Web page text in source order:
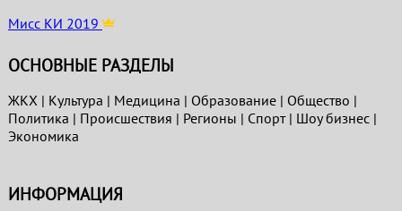
Мисс КИ 2019
ОСНОВНЫЕ РАЗДЕЛЫ
ЖКХ | Культура | Медицина | Образование| Общество |
Политика | Проиcшествия | Регионы | Спорт| Шоу бизнес|
Экономика
ИНФОРМАЦИЯ